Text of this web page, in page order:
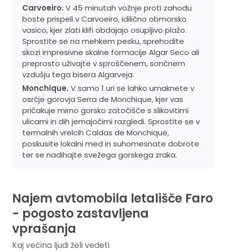
Carvoeiro. V 45 minutah vožnje proti zahodu
boste prispeli v Carvoeiro, idilično obmorsko
vasico, kjer zlati klifi obdajajo osupljivo plažo.
Sprostite se na mehkem pesku, sprehodite
skozi impresivne skalne formacije Algar Seco ali
preprosto uživajte v sproščenem, sončnem
vzdušju tega bisera Algarveja.
Monchique. V samo 1 uri se lahko umaknete v
osrčje gorovja Serra de Monchique, kjer vas
pričakuje mirno gorsko zatočišče s slikovitimi
ulicami in dih jemajočimi razgledi. Sprostite se v
termalnih vrelcih Caldas de Monchique,
poskusite lokalni med in suhomesnate dobrote
ter se nadihajte svežega gorskega zraka.
Najem avtomobila letališče Faro
- pogosto zastavljena
vprašanja
Kaj večina ljudi želi vedeti